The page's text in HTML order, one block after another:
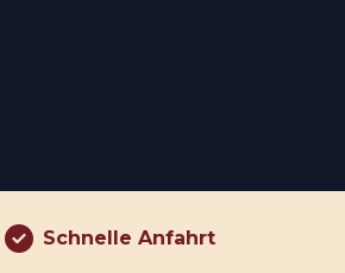
Schnelle Anfahrt